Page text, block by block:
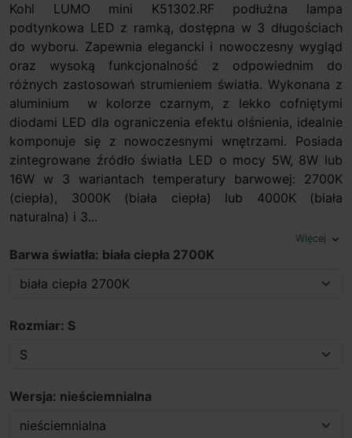
Kohl LUMO mini K51302.RF podłużna lampa
podtynkowa LED z ramką, dostępna w 3 długościach
do wyboru. Zapewnia elegancki i nowoczesny wygląd
oraz wysoką funkcjonalność z odpowiednim do
różnych zastosowań strumieniem światła. Wykonana z
aluminium w kolorze czarnym, z lekko cofniętymi
diodami LED dla ograniczenia efektu olśnienia, idealnie
komponuje się z nowoczesnymi wnętrzami. Posiada
zintegrowane źródło światła LED o mocy 5W, 8W lub
16W w 3 wariantach temperatury barwowej: 2700K
(ciepła), 3000K (biała ciepła) lub 4000K (biała
naturalna) i 3...
Więcej expand_more
Barwa światła: biała ciepła 2700K
Rozmiar: S
Wersja: nieściemnialna